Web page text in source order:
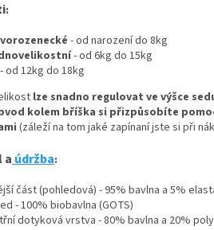
:
- od narození do 8kg
- od 6kg do 15kg
- od 12kg do 18kg
lze snadno regulovat ve výšce
kolem bříška si přizpůsobíte
(záleží na tom jaké zapínaní jste si při
a údržba:
část (pohledová) - 95% bavlna a 5%
- 100% biobavlna (GOTS)
dotyková vrstva - 80% bavlna a 20%